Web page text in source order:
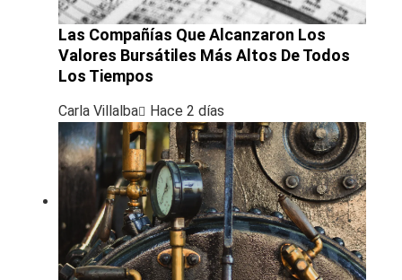
Las Compañías Que Alcanzaron Los
Valores Bursátiles Más Altos De Todos
Los Tiempos
Carla Villalba Hace 2 días